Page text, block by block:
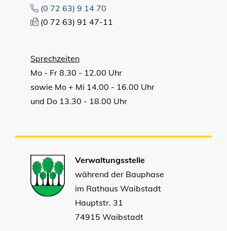
(0 72 63) 9 14 70
(0 72 63) 91 47-11
Sprechzeiten
Mo - Fr 8.30 - 12.00 Uhr
sowie Mo + Mi 14.00 - 16.00 Uhr
und Do 13.30 - 18.00 Uhr
Verwaltungsstelle
während der Bauphase
im Rathaus Waibstadt
Hauptstr. 31
74915 Waibstadt